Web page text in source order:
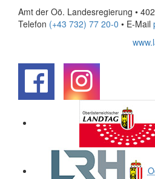
Amt der Oö. Landesregierung •
Telefon (+43 732) 77 20-0 • E-Mail